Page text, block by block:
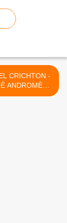
CRICHTON -
ANDROMÈDE